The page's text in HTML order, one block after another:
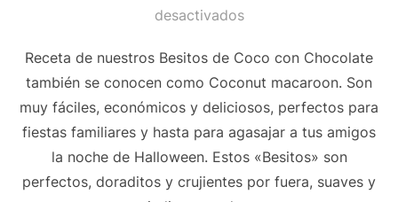
desactivados
Receta de nuestros Besitos de Coco con Chocolate
también se conocen como Coconut macaroon. Son
muy fáciles, económicos y deliciosos, perfectos para
fiestas familiares y hasta para agasajar a tus amigos
la noche de Halloween. Estos «Besitos» son
perfectos, doraditos y crujientes por fuera, suaves y